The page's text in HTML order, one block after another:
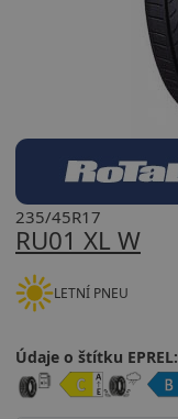
RU01 XL W
235/45R17
LETNÍ PNEU
Údaje o štítku EPREL: